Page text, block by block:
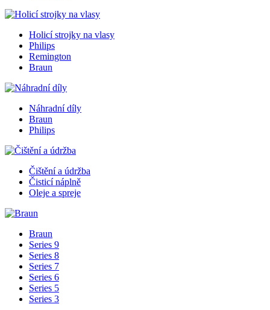
Holicí strojky na vlasy
Philips
Remington
Braun
Náhradní díly
Braun
Philips
Čištění a údržba
Čisticí náplně
Oleje a spreje
Braun
Series 9
Series 8
Series 7
Series 6
Series 5
Series 3